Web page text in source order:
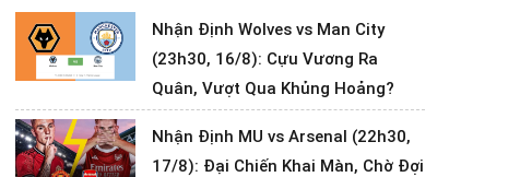
Nhận Định Wolves vs Man City
(23h30, 16/8): Cựu Vương Ra
Quân, Vượt Qua Khủng Hoảng?
Nhận Định MU vs Arsenal (22h30,
17/8): Đại Chiến Khai Màn, Chờ Đợi